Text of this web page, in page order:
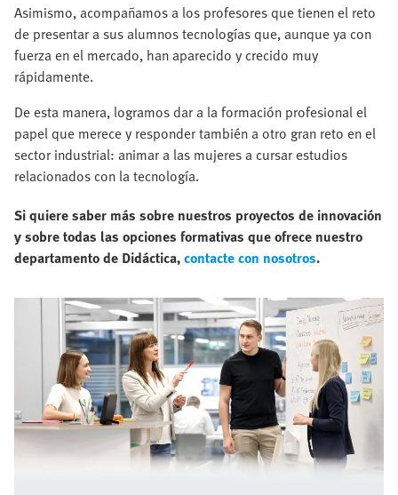
Asimismo, acompañamos a los profesores que tienen el reto
de presentar a sus alumnos tecnologías que, aunque ya con
fuerza en el mercado, han aparecido y crecido muy
rápidamente.
De esta manera, logramos dar a la formación profesional el
papel que merece y responder también a otro gran reto en el
sector industrial: animar a las mujeres a cursar estudios
relacionados con la tecnología.
Si quiere saber más sobre nuestros proyectos de innovación
y sobre todas las opciones formativas que ofrece nuestro
departamento de Didáctica,contacte con nosotros.